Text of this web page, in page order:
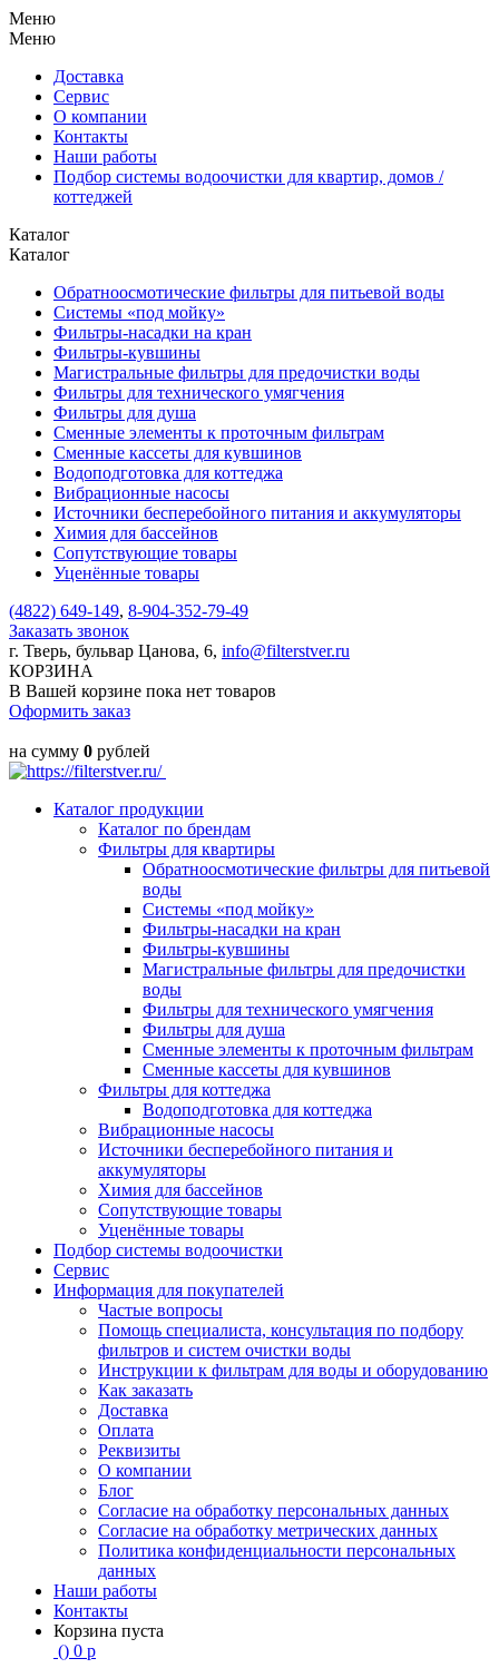
Меню
Меню
Доставка
Сервис
О компании
Контакты
Наши работы
Подбор системы водоочистки для квартир, домов /
коттеджей
Каталог
Каталог
Обратноосмотические фильтры для питьевой воды
Системы «под мойку»
Фильтры-насадки на кран
Фильтры-кувшины
Магистральные фильтры для предочистки воды
Фильтры для технического умягчения
Фильтры для душа
Сменные элементы к проточным фильтрам
Сменные кассеты для кувшинов
Водоподготовка для коттеджа
Вибрационные насосы
Источники бесперебойного питания и аккумуляторы
Химия для бассейнов
Сопутствующие товары
Уценённые товары
(4822) 649-149, 8-904-352-79-49
Заказать звонок
г. Тверь, бульвар Цанова, 6, info@filterstver.ru
КОРЗИНА
В Вашей корзине пока нет товаров
Оформить заказ
на сумму 0 рублей
Каталог продукции
Каталог по брендам
Фильтры для квартиры
Обратноосмотические фильтры для питьевой
воды
Системы «под мойку»
Фильтры-насадки на кран
Фильтры-кувшины
Магистральные фильтры для предочистки
воды
Фильтры для технического умягчения
Фильтры для душа
Сменные элементы к проточным фильтрам
Сменные кассеты для кувшинов
Фильтры для коттеджа
Водоподготовка для коттеджа
Вибрационные насосы
Источники бесперебойного питания и
аккумуляторы
Химия для бассейнов
Сопутствующие товары
Уценённые товары
Подбор системы водоочистки
Сервис
Информация для покупателей
Частые вопросы
Помощь специалиста, консультация по подбору
фильтров и систем очистки воды
Инструкции к фильтрам для воды и оборудованию
Как заказать
Доставка
Оплата
Реквизиты
О компании
Блог
Согласие на обработку персональных данных
Согласие на обработку метрических данных
Политика конфиденциальности персональных
данных
Наши работы
Контакты
Корзина пуста
() 0 р